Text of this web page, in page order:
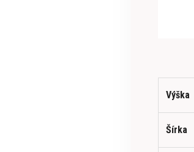
Výška
Šírka